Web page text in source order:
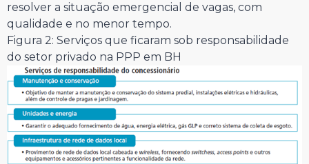
resolver a situação emergencial de vagas, com
qualidade e no menor tempo.
Figura 2: Serviços que ficaram sob responsabilidade
do setor privado na PPP em BH